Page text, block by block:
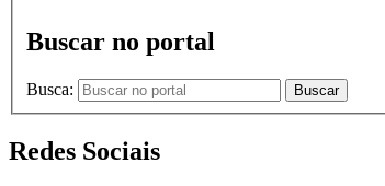
Buscar no portal
Busca: Buscar
Redes Sociais